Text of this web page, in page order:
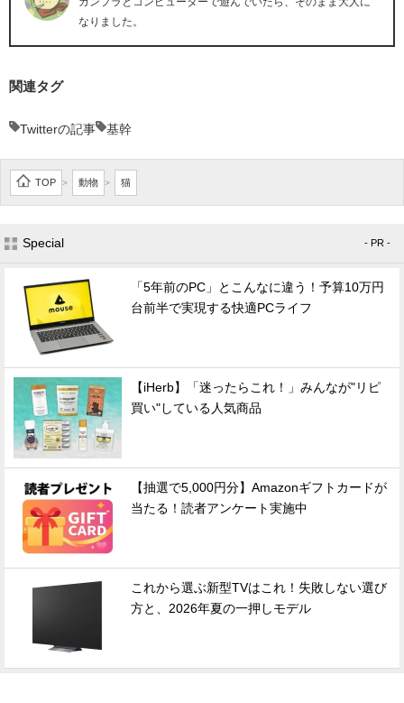
なりました。
関連タグ
Twitterの記事 基幹
TOP > 動物 > 猫
Special - PR -
「5年前のPC」とこんなに違う！予算10万円
台前半で実現する快適PCライフ
【iHerb】「迷ったらこれ！」みんなが"リピ
買い"している人気商品
【抽選で5,000円分】Amazonギフトカードが
当たる！読者アンケート実施中
これから選ぶ新型TVはこれ！失敗しない選び
方と、2026年夏の一押しモデル